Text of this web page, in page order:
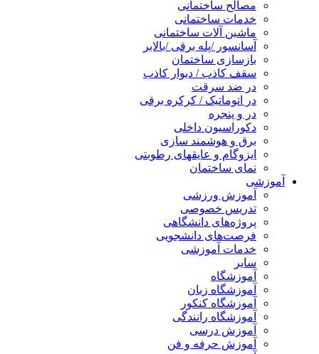
مصالح ساختمانی
خدمات ساختمانی
ماشین آلات ساختمانی
آسانسور /پله برقی /بالابر
بازسازی ساختمان
سقف کاذب / دیوار کاذب
در ضد سرقت
در اتوماتیک / کرکره برقی
در و پنجره
دکوراسیون داخلی
برق و هوشمند سازی
ایزوگام و عایقهای رطوبتی
نمای ساختمان
آموزشی
آموزش ورزشی
تدریس خصوصی
پروژه‌های دانشگاهی
فرصت‌های دانشجویی
خدمات آموزشی
سایر
آموزشگاه
آموزشگاه زبان
آموزشگاه کنکور
آموزشگاه رانندگی
آموزش درسی
آموزش حرفه و فن